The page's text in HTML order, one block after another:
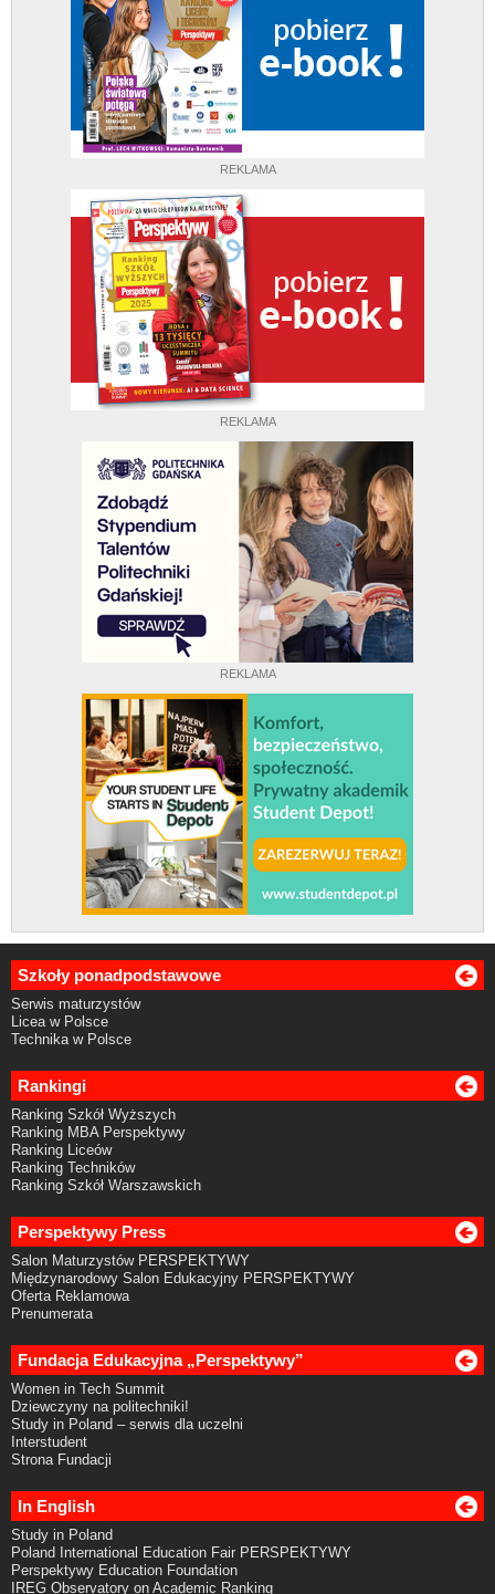
REKLAMA
REKLAMA
REKLAMA
Szkoły ponadpodstawowe
Serwis maturzystów
Licea w Polsce
Technika w Polsce
Rankingi
Ranking Szkół Wyższych
Ranking MBA Perspektywy
Ranking Liceów
Ranking Techników
Ranking Szkół Warszawskich
Perspektywy Press
Salon Maturzystów PERSPEKTYWY
Międzynarodowy Salon Edukacyjny PERSPEKTYWY
Oferta Reklamowa
Prenumerata
Fundacja Edukacyjna „Perspektywy”
Women in Tech Summit
Dziewczyny na politechniki!
Study in Poland – serwis dla uczelni
Interstudent
Strona Fundacji
In English
Study in Poland
Poland International Education Fair PERSPEKTYWY
Perspektywy Education Foundation
IREG Observatory on Academic Ranking